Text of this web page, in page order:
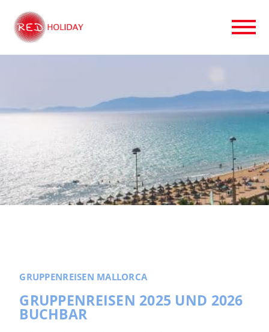
GRUPPENREISEN MALLORCA
GRUPPENREISEN 2025 UND 2026
BUCHBAR